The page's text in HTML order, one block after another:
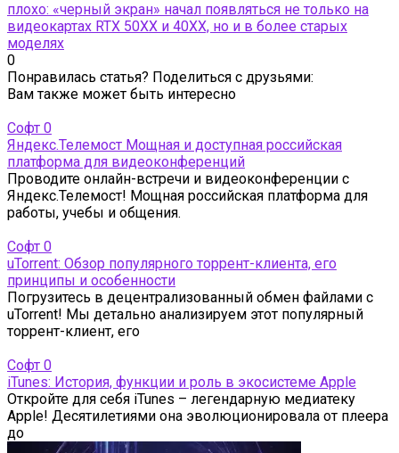
плохо: «черный экран» начал появляться не только на
видеокартах RTX 50XX и 40XX, но и в более старых
моделях
0
Понравилась статья? Поделиться с друзьями:
Вам также может быть интересно
Софт 0
Яндекс.Телемост Мощная и доступная российская
платформа для видеоконференций
Проводите онлайн-встречи и видеоконференции с
Яндекс.Телемост! Мощная российская платформа для
работы, учебы и общения.
Софт 0
uTorrent: Обзор популярного торрент-клиента, его
принципы и особенности
Погрузитесь в децентрализованный обмен файлами с
uTorrent! Мы детально анализируем этот популярный
торрент-клиент, его
Софт 0
iTunes: История, функции и роль в экосистеме Apple
Откройте для себя iTunes – легендарную медиатеку
Apple! Десятилетиями она эволюционировала от плеера
до